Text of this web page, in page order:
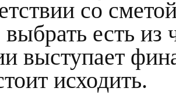
со
выбрать есть
выступает
исходить.